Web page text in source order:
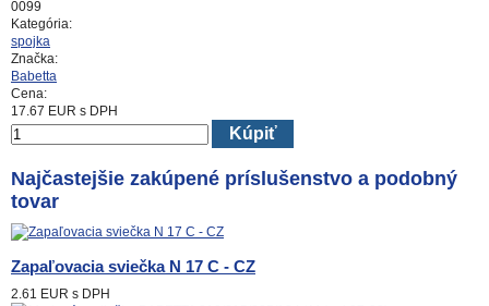
0099
Kategória:
spojka
Značka:
Babetta
Cena:
17.67 EUR s DPH
Kúpiť
Najčastejšie zakúpené príslušenstvo a podobný
tovar
Zapaľovacia sviečka N 17 C - CZ
2.61 EUR s DPH